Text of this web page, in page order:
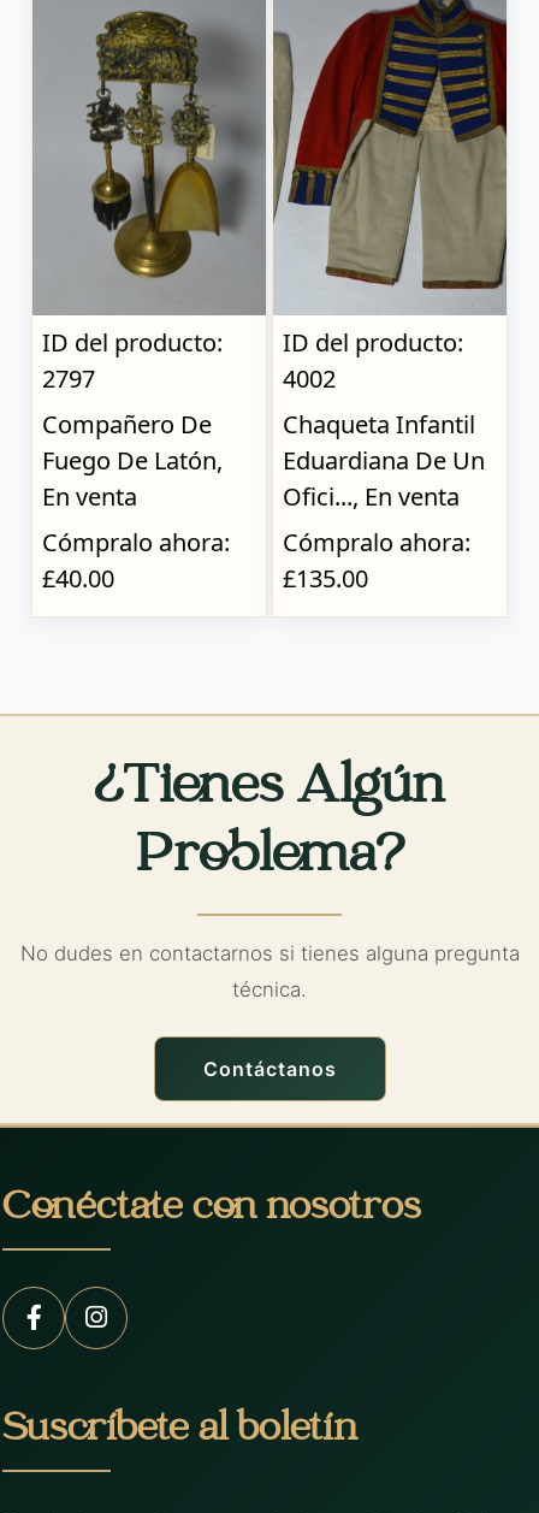
ID del producto:
2797
Compañero De
Fuego De Latón,
En venta
Cómpralo ahora:
£40.00
ID del producto:
4002
Chaqueta Infantil
Eduardiana De Un
Ofici..., En venta
Cómpralo ahora:
£135.00
¿Tienes Algún
Problema?
No dudes en contactarnos si tienes alguna pregunta
técnica.
Contáctanos
Conéctate con nosotros
Suscríbete al boletín